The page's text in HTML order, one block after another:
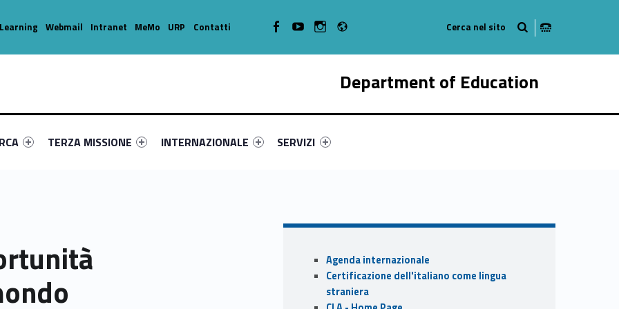
Department of Education
primary-20304-16
#link-menu-primary-48578-39
Link identifier #link-menu-primary-85341-49
TERZA MISSIONE
Link identifier #link-menu-primary-2729-55
INTERNAZIONALE
Link identifier #link-menu-primary-28829-62
SERVIZI
Webmail Intranet MeMo URP Contatti WebMan on FacebookWebMan on YoutubeWebMan on Instagram
Sidebar
Agenda internazionale
Certificazione dell'italiano come lingua
straniera